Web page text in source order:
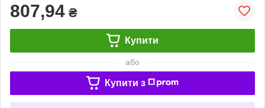
807,94 ₴
Купити
або
Купити з